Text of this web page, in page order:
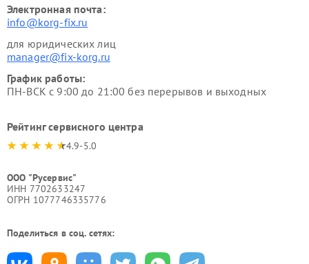
Электронная почта:
info@korg-fix.ru
для юридических лиц
manager@fix-korg.ru
График работы:
ПН-ВСК с 9:00 до 21:00 без перерывов и выходных
Рейтинг сервисного центра
4.9-5.0
ООО "Русервис"
ИНН 7702633247
ОГРН 1077746335776
Поделиться в соц. сетях: